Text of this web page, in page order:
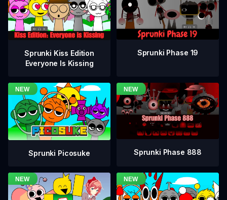
Sprunki Kiss Edition
Everyone Is Kissing
Sprunki Phase 19
Sprunki Picosuke Sprunki Phase 888